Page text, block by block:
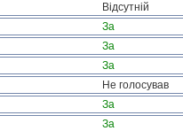
Відсутній
За
За
За
Не голосував
За
За